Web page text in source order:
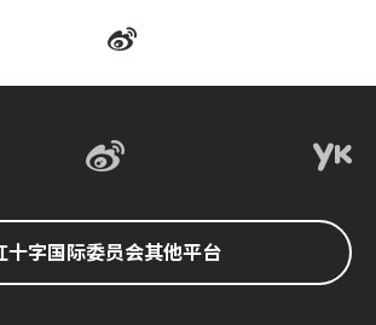
十字国际委员会其他平台